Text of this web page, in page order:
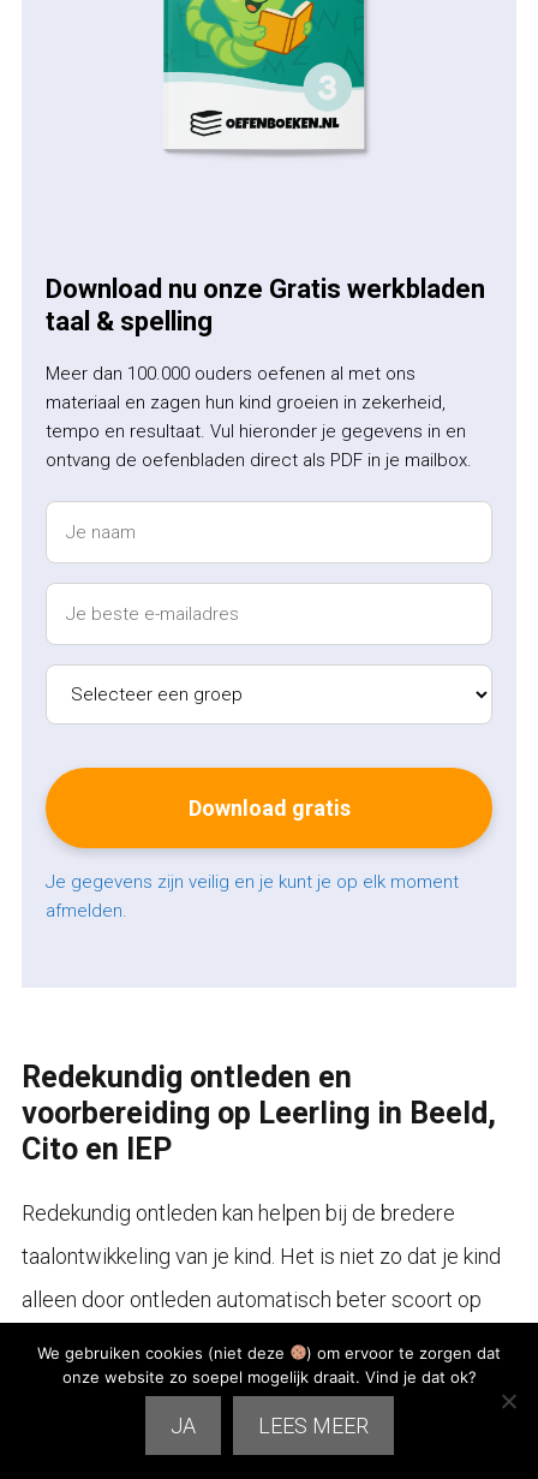
Download nu onze Gratis werkbladen
taal & spelling
Meer dan 100.000 ouders oefenen al met ons
materiaal en zagen hun kind groeien in zekerheid,
tempo en resultaat. Vul hieronder je gegevens in en
ontvang de oefenbladen direct als PDF in je mailbox.
Je gegevens zijn veilig en je kunt je op elk moment
afmelden.
Redekundig ontleden en
voorbereiding op Leerling in Beeld,
Cito en IEP
Redekundig ontleden kan helpen bij de bredere
taalontwikkeling van je kind. Het is niet zo dat je kind
alleen door ontleden automatisch beter scoort op
toetsen, maar het kan wel bijdragen aan meer inzicht
in zinnen en taal.
Bij toetsen zoals Leerling in Beeld, Cito en IEP komen
We gebruiken cookies (niet deze
) om ervoor te zorgen dat
onze website zo soepel mogelijk draait. Vind je dat ok?
JA LEES MEER